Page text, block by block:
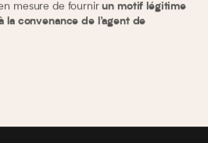
mesure de fournirun motif légitime
la convenance de l’agent de